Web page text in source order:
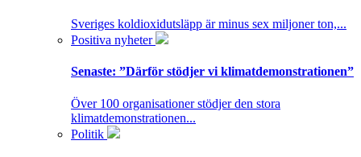
Sveriges koldioxidutsläpp är minus sex miljoner ton,...
Positiva nyheter
Senaste: ”Därför stödjer vi klimatdemonstrationen”
Över 100 organisationer stödjer den stora
klimatdemonstrationen...
Politik